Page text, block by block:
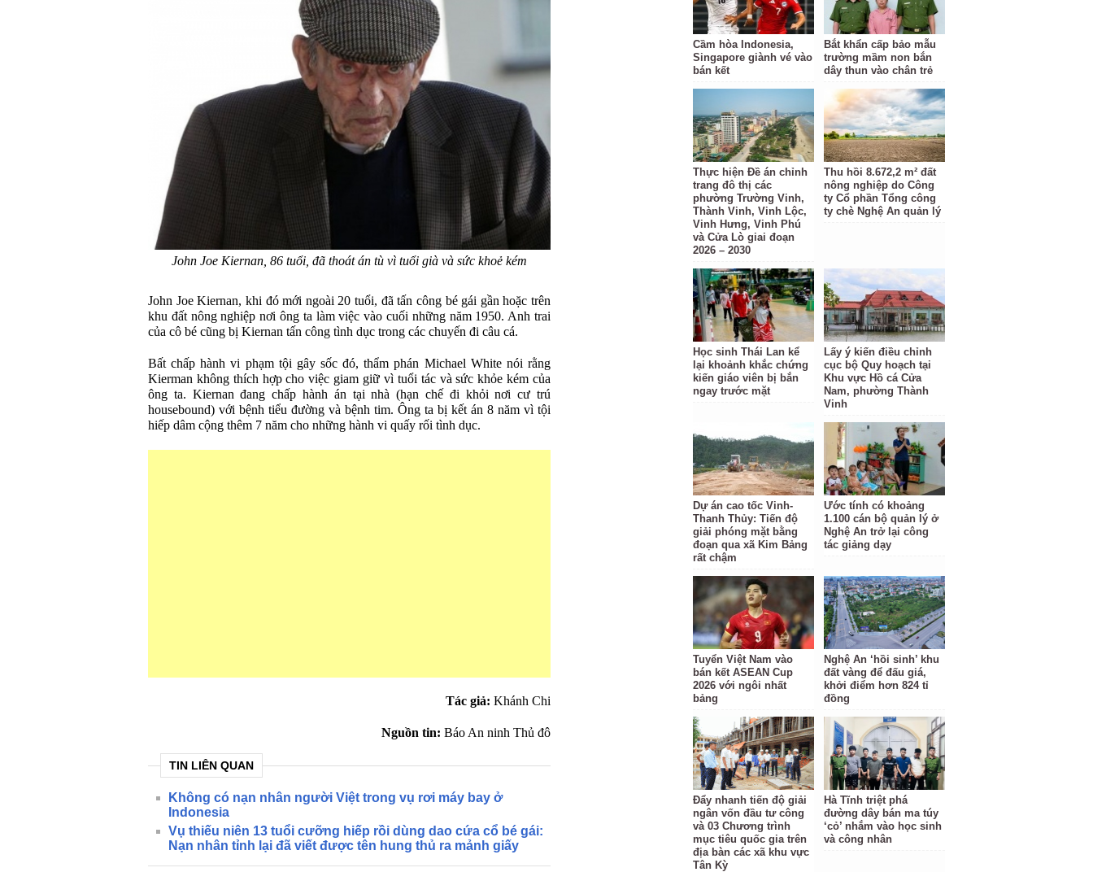
John Joe Kiernan, 86 tuổi, đã thoát án tù vì tuổi già và sức khoẻ kém
John Joe Kiernan, khi đó mới ngoài 20 tuổi, đã tấn công bé gái gần hoặc trên
khu đất nông nghiệp nơi ông ta làm việc vào cuối những năm 1950. Anh trai
của cô bé cũng bị Kiernan tấn công tình dục trong các chuyến đi câu cá.
Bất chấp hành vi phạm tội gây sốc đó, thẩm phán Michael White nói rằng
Kierman không thích hợp cho việc giam giữ vì tuổi tác và sức khỏe kém của
ông ta. Kiernan đang chấp hành án tại nhà (hạn chế đi khỏi nơi cư trú
housebound) với bệnh tiểu đường và bệnh tim. Ông ta bị kết án 8 năm vì tội
hiếp dâm cộng thêm 7 năm cho những hành vi quấy rối tình dục.
Tác giả: Khánh Chi
Nguồn tin: Báo An ninh Thủ đô
TIN LIÊN QUAN
Không có nạn nhân người Việt trong vụ rơi máy bay ở
Indonesia
Vụ thiếu niên 13 tuổi cưỡng hiếp rồi dùng dao cứa cổ bé gái:
Nạn nhân tỉnh lại đã viết được tên hung thủ ra mảnh giấy
Cầm hòa Indonesia,
Singapore giành vé vào
bán kết
Bắt khẩn cấp bảo mẫu
trường mầm non bắn
dây thun vào chân trẻ
Thực hiện Đề án chỉnh
trang đô thị các
phường Trường Vinh,
Thành Vinh, Vinh Lộc,
Vinh Hưng, Vinh Phú
và Cửa Lò giai đoạn
2026 – 2030
Thu hồi 8.672,2 m² đất
nông nghiệp do Công
ty Cổ phần Tổng công
ty chè Nghệ An quản lý
Học sinh Thái Lan kể
lại khoảnh khắc chứng
kiến giáo viên bị bắn
ngay trước mặt
Lấy ý kiến điều chỉnh
cục bộ Quy hoạch tại
Khu vực Hồ cá Cửa
Nam, phường Thành
Vinh
Dự án cao tốc Vinh-
Thanh Thủy: Tiến độ
giải phóng mặt bằng
đoạn qua xã Kim Bảng
rất chậm
Ước tính có khoảng
1.100 cán bộ quản lý ở
Nghệ An trở lại công
tác giảng dạy
Tuyển Việt Nam vào
bán kết ASEAN Cup
2026 với ngôi nhất
bảng
Nghệ An ‘hồi sinh’ khu
đất vàng để đấu giá,
khởi điểm hơn 824 tỉ
đồng
Đẩy nhanh tiến độ giải
ngân vốn đầu tư công
và 03 Chương trình
mục tiêu quốc gia trên
địa bàn các xã khu vực
Tân Kỳ
Hà Tĩnh triệt phá
đường dây bán ma túy
‘cỏ’ nhắm vào học sinh
và công nhân